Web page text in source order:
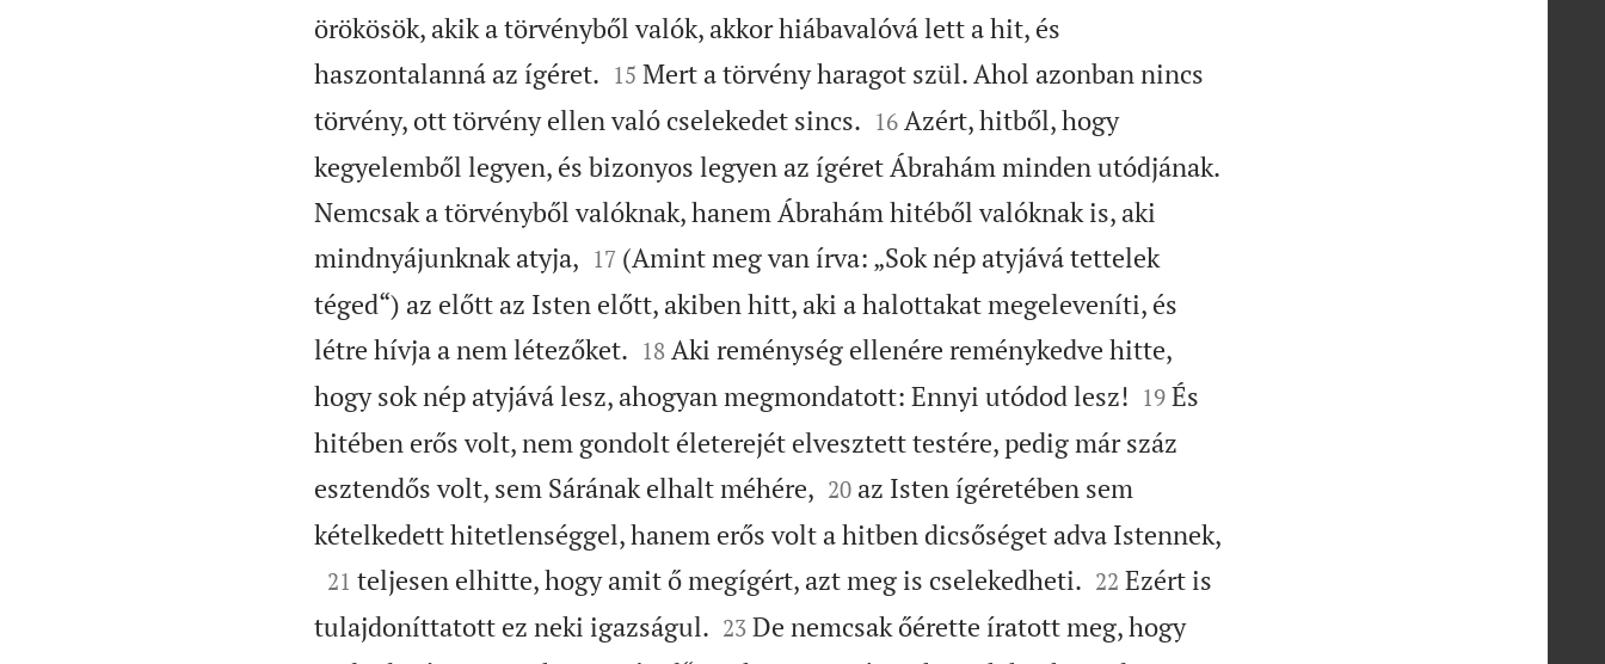
örökösök, akik a törvényből valók, akkor hiábavalóvá lett a hit, és
haszontalanná az ígéret.
15 Mert a törvény haragot szül. Ahol azonban nincs
törvény, ott törvény ellen való cselekedet sincs.
16 Azért, hitből, hogy
kegyelemből legyen, és bizonyos legyen az ígéret Ábrahám minden utódjának.
Nemcsak a törvényből valóknak, hanem Ábrahám hitéből valóknak is, aki
mindnyájunknak atyja, 

17 (Amint meg van írva: „Sok nép atyjává tettelek
téged“) az előtt az Isten előtt, akiben hitt, aki a halottakat megeleveníti, és
létre hívja a nem létezőket.
18 Aki reménység ellenére reménykedve hitte,
hogy sok nép atyjává lesz, ahogyan megmondatott: Ennyi utódod lesz!
19 És
hitében erős volt, nem gondolt életerejét elvesztett testére, pedig már száz
esztendős volt, sem Sárának elhalt méhére, 

20 az Isten ígéretében sem
kételkedett hitetlenséggel, hanem erős volt a hitben dicsőséget adva Istennek,

21 teljesen elhitte, hogy amit ő megígért, azt meg is cselekedheti.
22 Ezért is
tulajdoníttatott ez neki igazságul.
23 De nemcsak őérette íratott meg, hogy